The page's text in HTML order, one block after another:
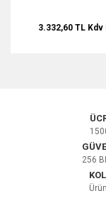
3.332,60 TL Kdv
256